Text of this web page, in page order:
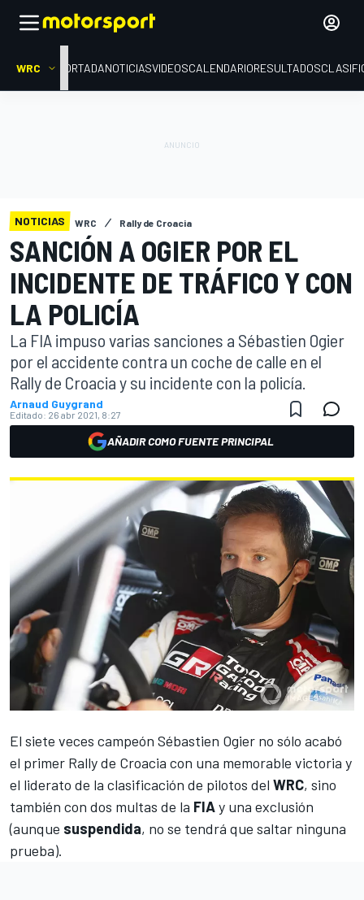
WRC PORTADANOTICIASVIDEOSCALENDARIORESULTADOS
NOTICIAS WRC Rally de Croacia
SANCIÓN A OGIER POR EL
INCIDENTE DE TRÁFICO Y CON
LA POLICÍA
La FIA impuso varias sanciones a Sébastien Ogier
por el accidente contra un coche de calle en el
Rally de Croacia y su incidente con la policía.
Arnaud Guygrand
Editado: 26 abr 2021, 8:27
AÑADIR COMO FUENTE PRINCIPAL
El siete veces campeón Sébastien Ogier no sólo acabó
el primer Rally de Croacia con una memorable victoria y
el liderato de la clasificación de pilotos del WRC, sino
también con dos multas de la FIAy una exclusión
(aunque suspendida, no se tendrá que saltar ninguna
prueba).